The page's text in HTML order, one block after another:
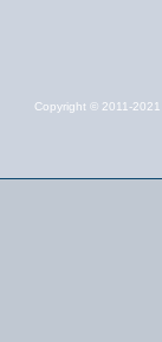
Copyright © 2011-